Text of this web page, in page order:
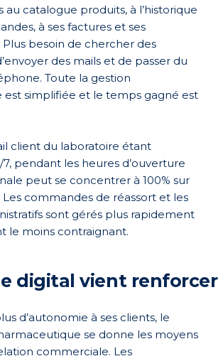
au catalogue produits, à l’historique
à ses factures et ses
besoin de chercher des
des mails et de passer du
Toute la gestion
est simplifiée et le temps gagné est
client du laboratoire étant
7, pendant les heures d’ouverture
peut se concentrer à 100% sur
commandes de réassort et les
sont gérés plus rapidement
le moins contraignant.
digital vient
d’autonomie à ses clients, le
se donne les moyens
commerciale. Les